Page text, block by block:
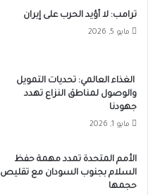
ترامب: لا أؤيد الحرب على إيران
مايو 5, 2026
الغذاء العالمي: تحديات التمويل
والوصول لمناطق النزاع تهدد
جهودنا
مايو 1, 2026
الأمم المتحدة تمدد مهمة حفظ
السلام بجنوب السودان مع تقليص
حجمها